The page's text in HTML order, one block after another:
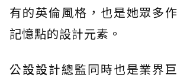
有的英倫風格，也是她眾多
記憶點的設計元素。
公設設計總監同時也是業界